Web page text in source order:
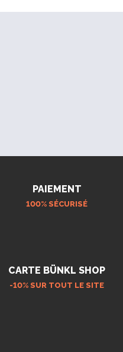
PAIEMENT
100% SÉCURISÉ
CARTE BÜNKL SHOP
-10% SUR TOUT LE SITE